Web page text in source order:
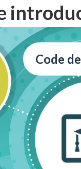
Code